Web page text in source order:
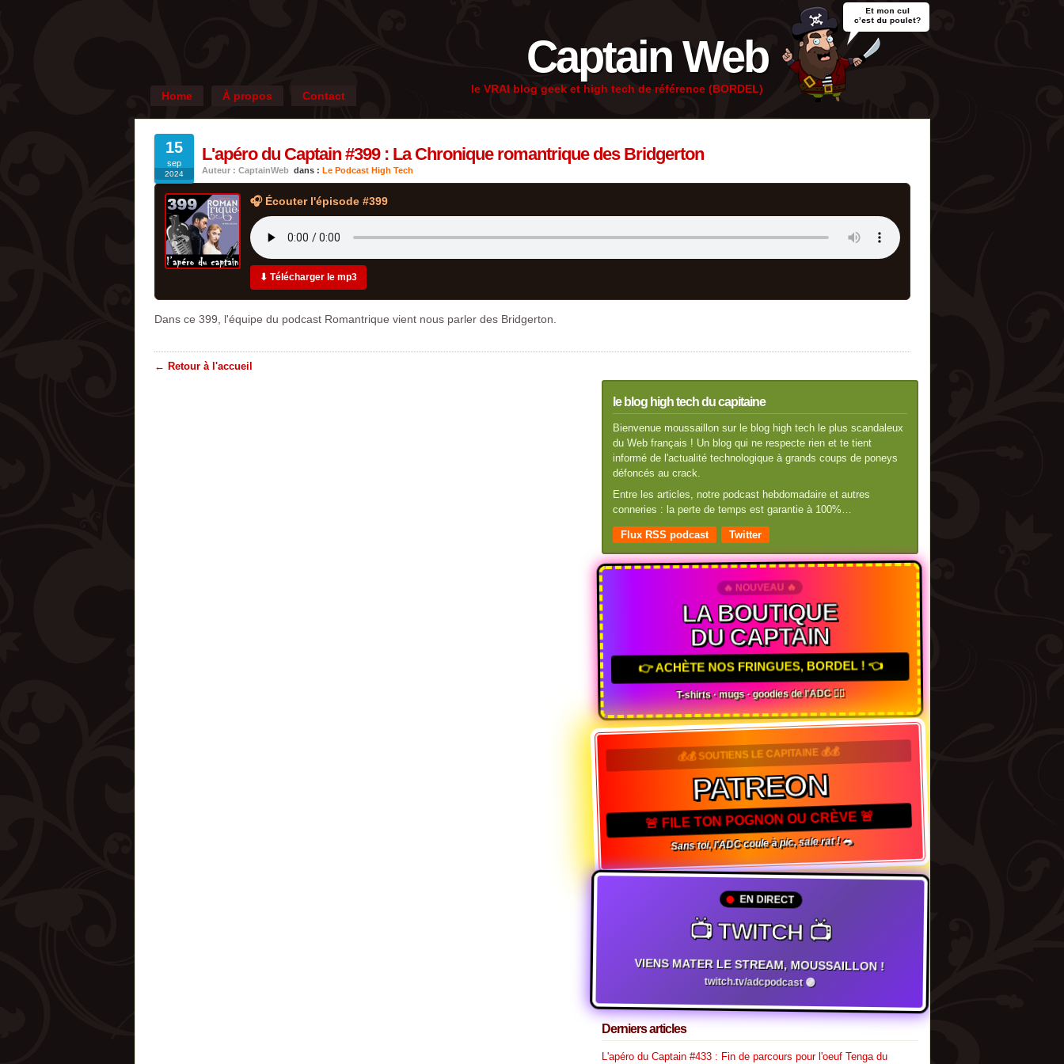
Captain Web
le VRAI blog geek et high tech de référence (BORDEL)
Home À propos Contact
15
sep
2024
L'apéro du Captain #399 : La Chronique romantrique des Bridgerton
Auteur : CaptainWeb dans : Le Podcast High Tech
🎧 Écouter l'épisode #399
⬇ Télécharger le mp3
Dans ce 399, l'équipe du podcast Romantrique vient nous parler des Bridgerton.
← Retour à l'accueil
le blog high tech du capitaine
Bienvenue moussaillon sur le blog high tech le plus scandaleux
du Web français ! Un blog qui ne respecte rien et te tient
informé de l'actualité technologique à grands coups de poneys
défoncés au crack.
Entre les articles, notre podcast hebdomadaire et autres
conneries : la perte de temps est garantie à 100%…
Flux RSS podcast Twitter
🔥 NOUVEAU 🔥
LA BOUTIQUE
DU CAPTAIN
👉 ACHÈTE NOS FRINGUES, BORDEL ! 👈
T-shirts · mugs · goodies de l'ADC 🏴‍☠️
💰💰 SOUTIENS LE CAPITAINE 💰💰
PATREON
🚨 FILE TON POGNON OU CRÈVE 🚨
Sans toi, l'ADC coule à pic, sale rat ! 🐀
EN DIRECT
📺 TWITCH 📺
VIENS MATER LE STREAM, MOUSSAILLON !
twitch.tv/adcpodcast 🟣
Derniers articles
L'apéro du Captain #433 : Fin de parcours pour l'oeuf Tenga du